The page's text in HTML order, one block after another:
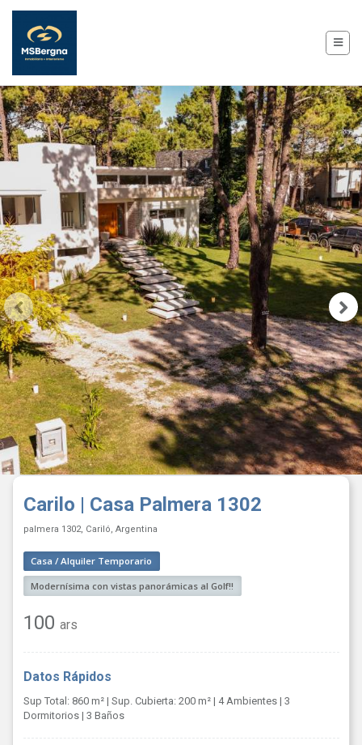
Carilo | Casa Palmera 1302
palmera 1302, Cariló, Argentina
Casa / Alquiler Temporario
Modernísima con vistas panorámicas al Golf!!
100 ars
Datos Rápidos
Sup Total: 860 m² | Sup. Cubierta: 200 m² | 4 Ambientes | 3
Dormitorios | 3 Baños